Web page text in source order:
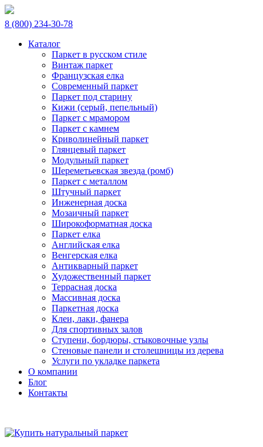
8 (800) 234-30-78
Каталог
Паркет в русском стиле
Винтаж паркет
Французская елка
Современный паркет
Паркет под старину
Кижи (серый, пепельный)
Паркет с мрамором
Паркет с камнем
Криволинейный паркет
Глянцевый паркет
Модульный паркет
Шереметьевская звезда (ромб)
Паркет с металлом
Штучный паркет
Инженерная доска
Мозаичный паркет
Широкоформатная доска
Паркет елка
Английская елка
Венгерская елка
Антикварный паркет
Художественный паркет
Террасная доска
Массивная доска
Паркетная доска
Клеи, лаки, фанера
Для спортивных залов
Ступени, бордюры, стыковочные узлы
Стеновые панели и столешницы из дерева
Услуги по укладке паркета
О компании
Блог
Контакты